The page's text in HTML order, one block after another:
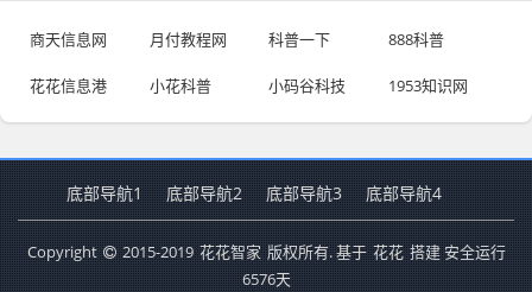
商天信息网 月付教程网 科普一下 888科普
花花信息港 小花科普 小码谷科技 1953知识网
底部导航1 底部导航2 底部导航3 底部导航4
Copyright 2015-2019 花花智家 版权所有. 基于 花花 搭建 安全运行
6576天